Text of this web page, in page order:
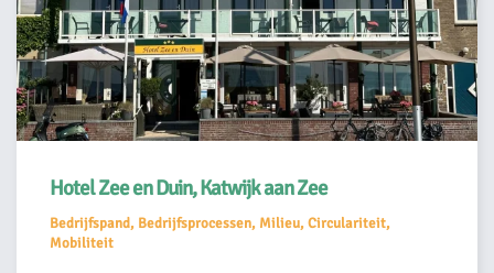
Hotel Zee en Duin, Katwijk aan Zee
Bedrijfspand, Bedrijfsprocessen, Milieu, Circulariteit,
Mobiliteit